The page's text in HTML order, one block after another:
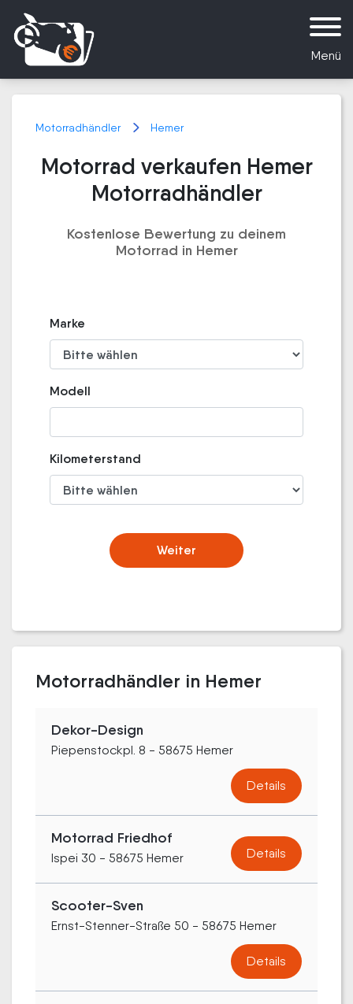
Menü
Motorradhändler Hemer
Motorrad verkaufen Hemer
Motorradhändler
Kostenlose Bewertung zu deinem
Motorrad in Hemer
Marke
Modell
Kilometerstand
Weiter
Motorradhändler in Hemer
Dekor-Design
Piepenstockpl. 8 - 58675 Hemer
Details
Motorrad Friedhof
Ispei 30 - 58675 Hemer Details
Scooter-Sven
Ernst-Stenner-Straße 50 - 58675 Hemer
Details